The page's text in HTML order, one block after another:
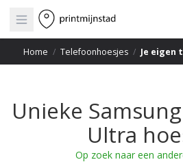
Open main menu
Home / Telefoonhoesjes / Je eigen
Unieke
Ultra
Op zoek naar een